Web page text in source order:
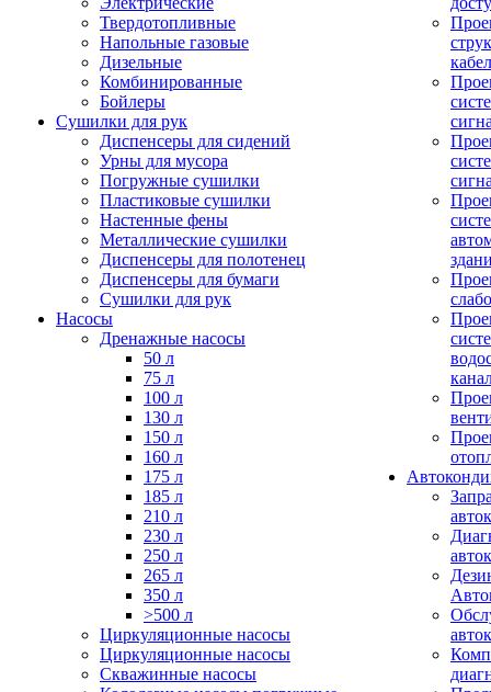
Твердотопливные
Напольные газовые
Дизельные
Комбинированные
Бойлеры
Сушилки для рук
Диспенсеры для сидений
Урны для мусора
Погружные сушилки
Пластиковые сушилки
Настенные фены
Металлические сушилки
Диспенсеры для полотенец
Диспенсеры для бумаги
Сушилки для рук
Насосы
Дренажные насосы
50 л
75 л
100 л
130 л
150 л
160 л
175 л
185 л
210 л
230 л
250 л
265 л
350 л
>500 л
Циркуляционные насосы
Циркуляционные насосы
Скважинные насосы